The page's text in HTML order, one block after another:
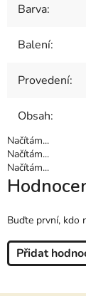
Barva:
Balení:
Provedení:
Obsah:
Načítám...
Načítám...
Načítám...
Buďte první, kdo
Přidat